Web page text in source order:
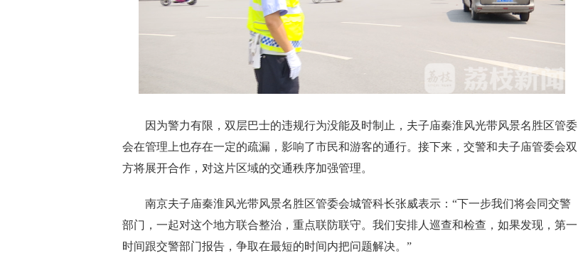
因为警力有限，双层巴士的违规行为没能及时制止，夫子庙秦淮风光带风景名胜区管委
会在管理上也存在一定的疏漏，影响了市民和游客的通行。接下来，交警和夫子庙管委会双
方将展开合作，对这片区域的交通秩序加强管理。
南京夫子庙秦淮风光带风景名胜区管委会城管科长张威表示：“下一步我们将会同交警
部门，一起对这个地方联合整治，重点联防联守。我们安排人巡查和检查，如果发现，第一
时间跟交警部门报告，争取在最短的时间内把问题解决。”